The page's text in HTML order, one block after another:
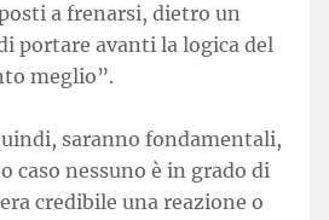
a frenarsi, dietro un
portare avanti la logica del
meglio”.
saranno fondamentali,
caso nessuno è in grado di
credibile una reazione o